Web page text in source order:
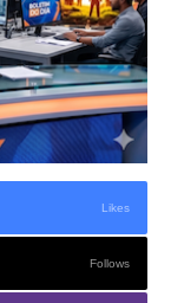
Likes
Follows